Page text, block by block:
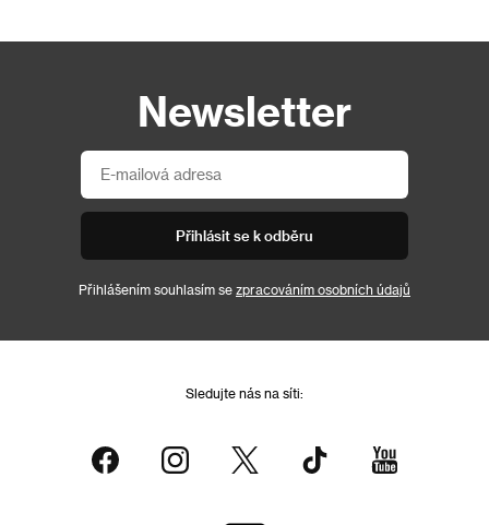
Newsletter
Přihlásit se k odběru
Přihlášením souhlasím se zpracováním osobních údajů
Sledujte nás na síti: